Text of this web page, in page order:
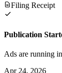
Filing Receipt
Publication
Ads are running
Apr 24, 2026